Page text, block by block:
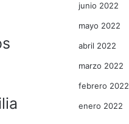
junio 2022
mayo 2022
abril 2022
marzo 2022
febrero 2022
enero 2022